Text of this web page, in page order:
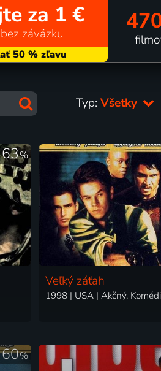
za 1 €
záväzku
Typ:Všetky
63%
Veľký záťah
60%